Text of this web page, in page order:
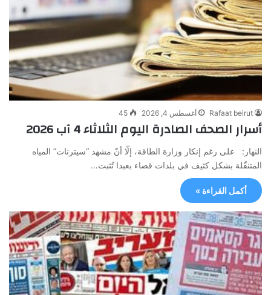
Rafaat beirut أغسطس 4, 2026 45
أسرار الصحف الصادرة اليوم الثلاثاء 4 آب 2026
النهار: على رغم إنكار وزارة الطاقة، إلّا أنّ مشهد “سيترنات” المياه
المتنقّلة بشكل كثيف في بلدات قضاء بعبدا تُثبت…
أكمل القراءة »